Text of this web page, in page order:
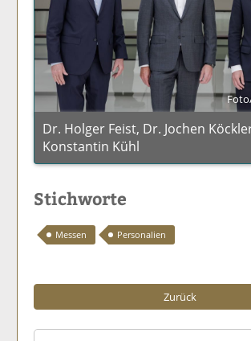
Dr. Holger Feist, Dr. Jochen
Konstantin Kühl
Stichworte
Messen Personalien
Zurück